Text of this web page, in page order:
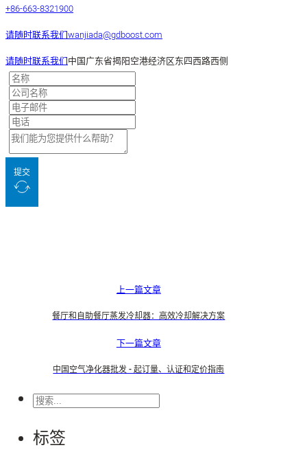
+86-663-8321900
请随时联系我们wanjiada@gdboost.com
请随时联系我们中国广东省揭阳空港经济区东四西路西侧
提交
上一篇文章
餐厅和自助餐厅蒸发冷却器：高效冷却解决方案
下一篇文章
中国空气净化器批发 - 起订量、认证和定价指南
搜
索
标签